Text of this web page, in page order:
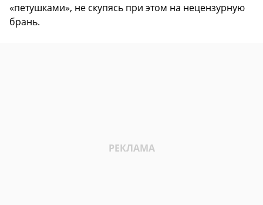
«петушками», не скупясь при этом на нецензурную
брань.